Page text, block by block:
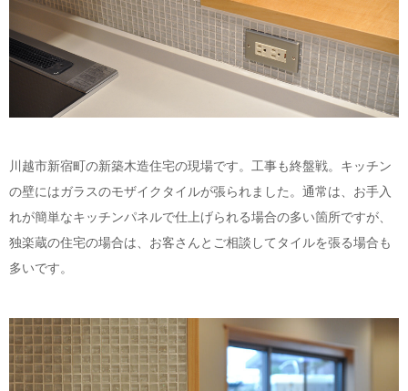
川越市新宿町の新築木造住宅の現場です。工事も終盤戦。キッチン
の壁にはガラスのモザイクタイルが張られました。通常は、お手入
れが簡単なキッチンパネルで仕上げられる場合の多い箇所ですが、
独楽蔵の住宅の場合は、お客さんとご相談してタイルを張る場合も
多いです。